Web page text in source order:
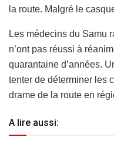
la route. Malgré le
Les médecins du Samu
n’ont pas réussi à
quarantaine d’années.
tenter de déterminer les
drame de la route en
A lire aussi: